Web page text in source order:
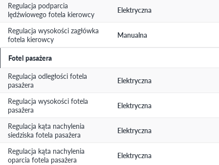
Regulacja podparcia
lędźwiowego fotela kierowcy
Elektryczna
Regulacja wysokości zagłówka
fotela kierowcy
Manualna
Fotel pasażera
Regulacja odległości fotela
pasażera
Elektryczna
Regulacja wysokości fotela
pasażera
Elektryczna
Regulacja kąta nachylenia
siedziska fotela pasażera
Elektryczna
Regulacja kąta nachylenia
oparcia fotela pasażera
Elektryczna